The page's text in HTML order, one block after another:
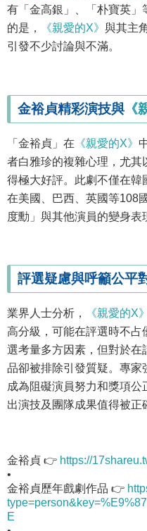
有「金高銀」、「朴寶英」
的是，
《親愛的X》 與其主
引發不少討論與不滿。
金裕貞精彩演技與 《
「金裕貞」在 《親愛的X》
者白雅珍的複雜心理，尤其
得極大好評。此劇不僅在韓
在美國、巴西、英國等108
度勳」與其他演員的變身表
評選疑慮與呼籲公平
業界人士分析， 《親愛的X》
高分級，可能在評選時不
選考量多方因素，但對於
品卻被排除引發質疑。專
成為阻礙演員努力和獎項
出演技及團隊成果值得被正
金裕貞 👉 https://
•
金裕貞歷年戲劇作品 👉
E